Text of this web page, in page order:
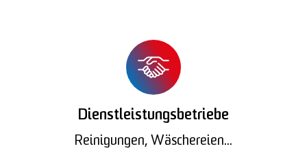
Dienstleistungsbetriebe
Reinigungen, Wäschereien...